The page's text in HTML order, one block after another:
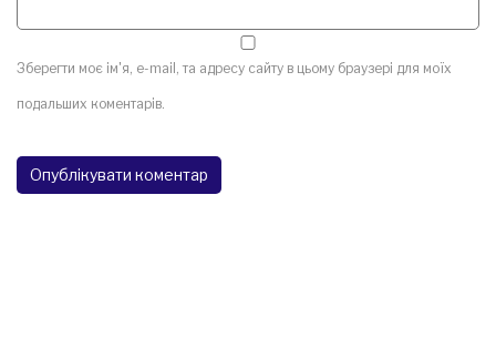
Зберегти моє ім'я, e-mail, та адресу сайту в цьому браузері для моїх
подальших коментарів.